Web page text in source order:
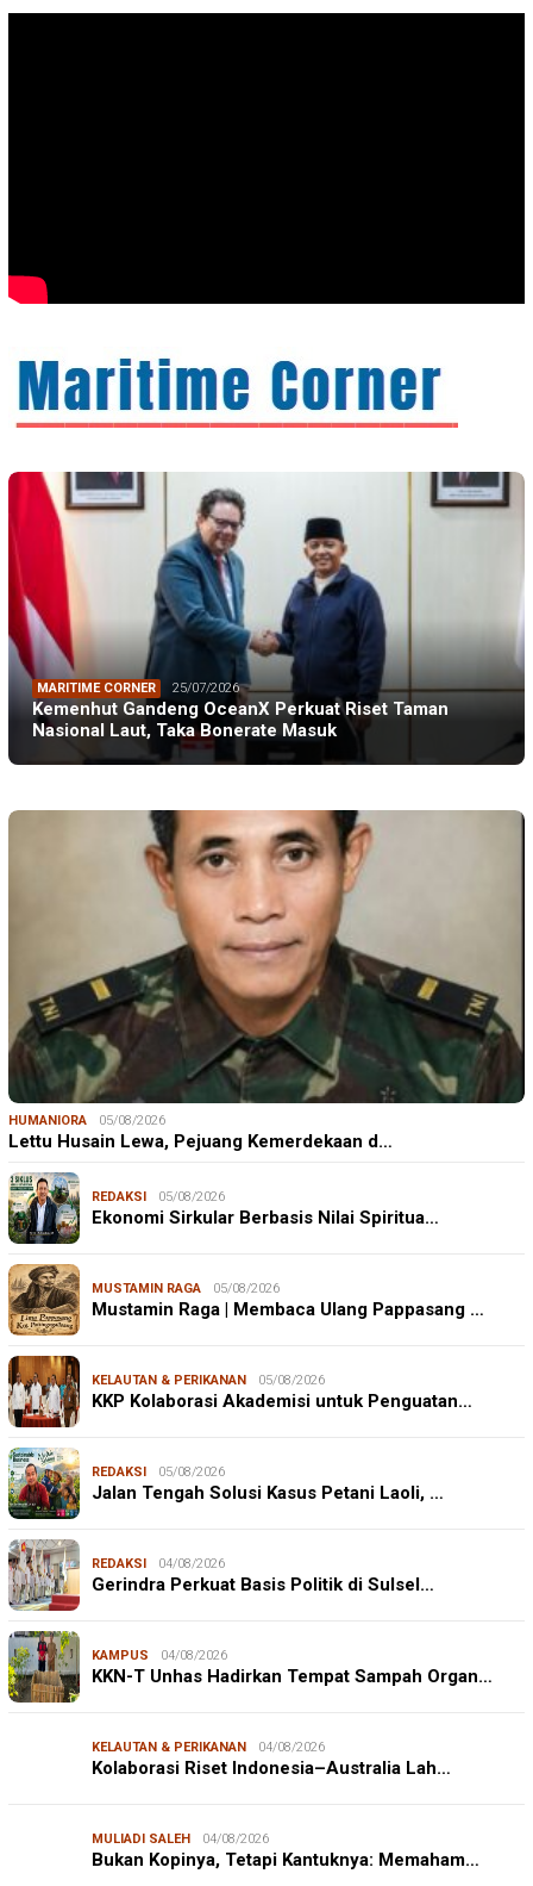
MARITIME CORNER 25/07/2026
Kemenhut Gandeng OceanX Perkuat Riset Taman
Nasional Laut, Taka Bonerate Masuk
HUMANIORA 05/08/2026
Lettu Husain Lewa, Pejuang Kemerdekaan d…
REDAKSI 05/08/2026
Ekonomi Sirkular Berbasis Nilai Spiritua…
MUSTAMIN RAGA 05/08/2026
Mustamin Raga | Membaca Ulang Pappasang …
KELAUTAN & PERIKANAN 05/08/2026
KKP Kolaborasi Akademisi untuk Penguatan…
REDAKSI 05/08/2026
Jalan Tengah Solusi Kasus Petani Laoli, …
REDAKSI 04/08/2026
Gerindra Perkuat Basis Politik di Sulsel…
KAMPUS 04/08/2026
KKN-T Unhas Hadirkan Tempat Sampah Organ…
KELAUTAN & PERIKANAN 04/08/2026
Kolaborasi Riset Indonesia–Australia Lah…
MULIADI SALEH 04/08/2026
Bukan Kopinya, Tetapi Kantuknya: Memaham…